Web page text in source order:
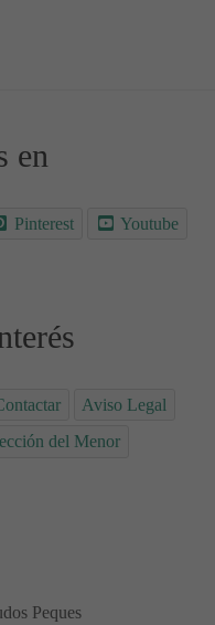
de fresas y mascarpone
para hacer Tarta de ricotta y
en
Pinterest Youtube
Aviso Legal
del Menor
Peques